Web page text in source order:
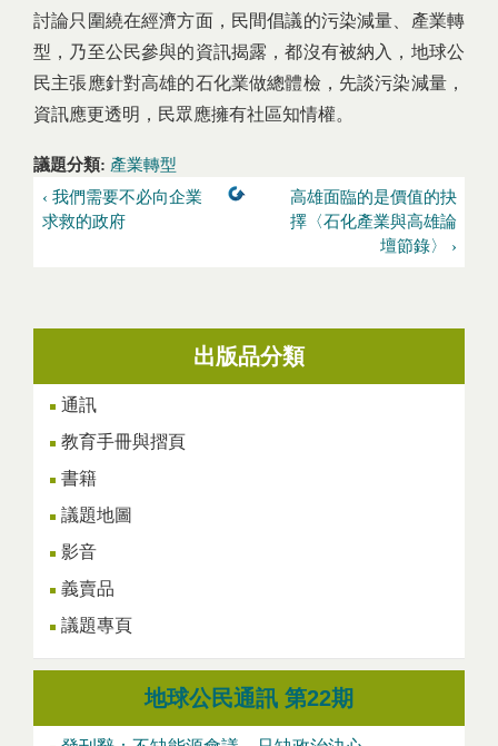
討論只圍繞在經濟方面，民間倡議的污染減量、產業轉
型，乃至公民參與的資訊揭露，都沒有被納入，地球公
民主張應針對高雄的石化業做總體檢，先談污染減量，
資訊應更透明，民眾應擁有社區知情權。
議題分類: 產業轉型
‹ 我們需要不必向企業
求救的政府
高雄面臨的是價值的抉
擇〈石化產業與高雄論
壇節錄〉 ›
出版品分類
通訊
教育手冊與摺頁
書籍
議題地圖
影音
義賣品
議題專頁
地球公民通訊 第22期